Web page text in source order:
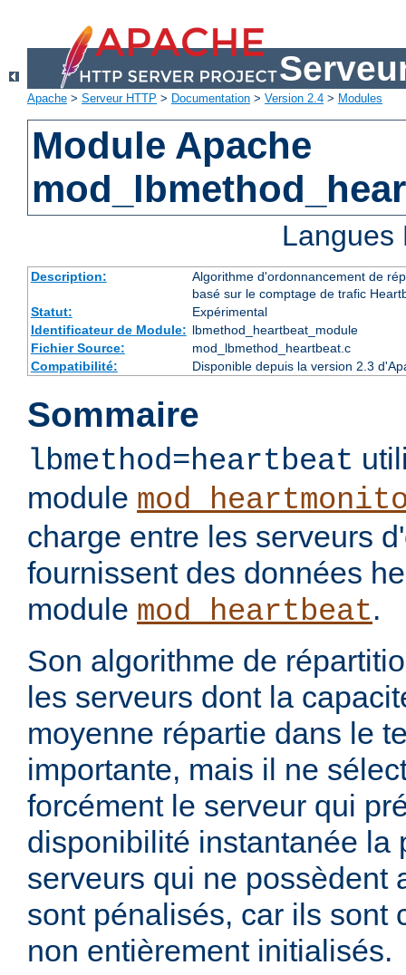
Apache > Serveur HTTP > Documentation > Version 2.4 > Modules
Module Apache
Description:
Algorithme d'ordonnancement de
basé sur le comptage de trafic
Statut:
Expérimental
Identificateur de Module: lbmethod_heartbeat_module
Fichier Source:
mod_lbmethod_heartbeat.c
Compatibilité:
Disponible depuis la version 2.3
Sommaire
lbmethod=heartbeat
module
charge entre les serveurs
fournissent des données
module mod_heartbeat.
Son algorithme de
les serveurs dont la
moyenne répartie dans le
importante, mais il ne
forcément le serveur qui
disponibilité instantanée la
serveurs qui ne possèdent
sont pénalisés, car ils sont
non entièrement initialisés.